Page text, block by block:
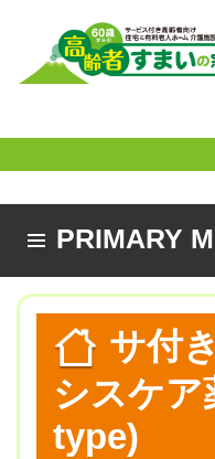
PRIMARY
SKIP TO CONTENT
サ付
シスケ
type)